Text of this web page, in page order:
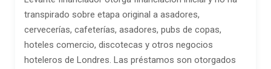
transpirado sobre etapa original a asadores,
cervecerías, cafeterías, asadores, pubs de copas,
hoteles comercio, discotecas y otros negocios
hoteleros de Londres. Las préstamos son otorgados